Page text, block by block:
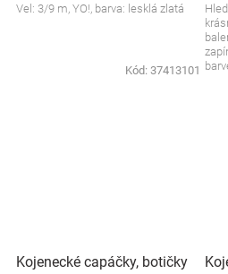
Vel: 3/9 m, YO!, barva: lesklá zlatá
Kód: 37413101
Kojenecké capáčky, botičky